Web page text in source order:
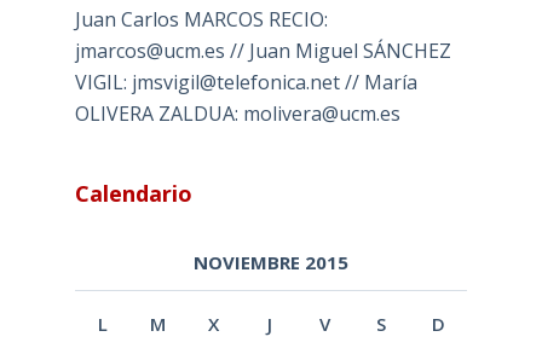
Juan Carlos MARCOS RECIO:
jmarcos@ucm.es // Juan Miguel SÁNCHEZ
VIGIL: jmsvigil@telefonica.net // María
OLIVERA ZALDUA: molivera@ucm.es
Calendario
NOVIEMBRE 2015
L M X J V S D